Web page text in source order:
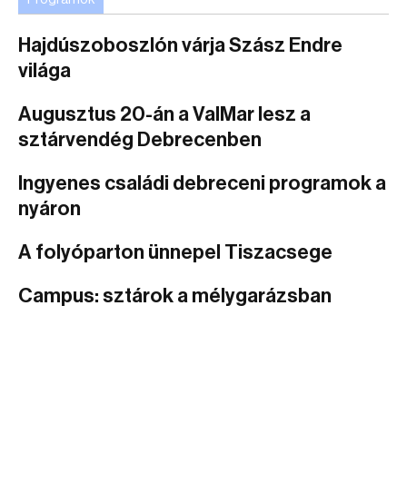
Hajdúszoboszlón várja Szász Endre
világa
Augusztus 20-án a ValMar lesz a
sztárvendég Debrecenben
Ingyenes családi debreceni programok a
nyáron
A folyóparton ünnepel Tiszacsege
Campus: sztárok a mélygarázsban